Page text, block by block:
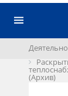
(Архив)